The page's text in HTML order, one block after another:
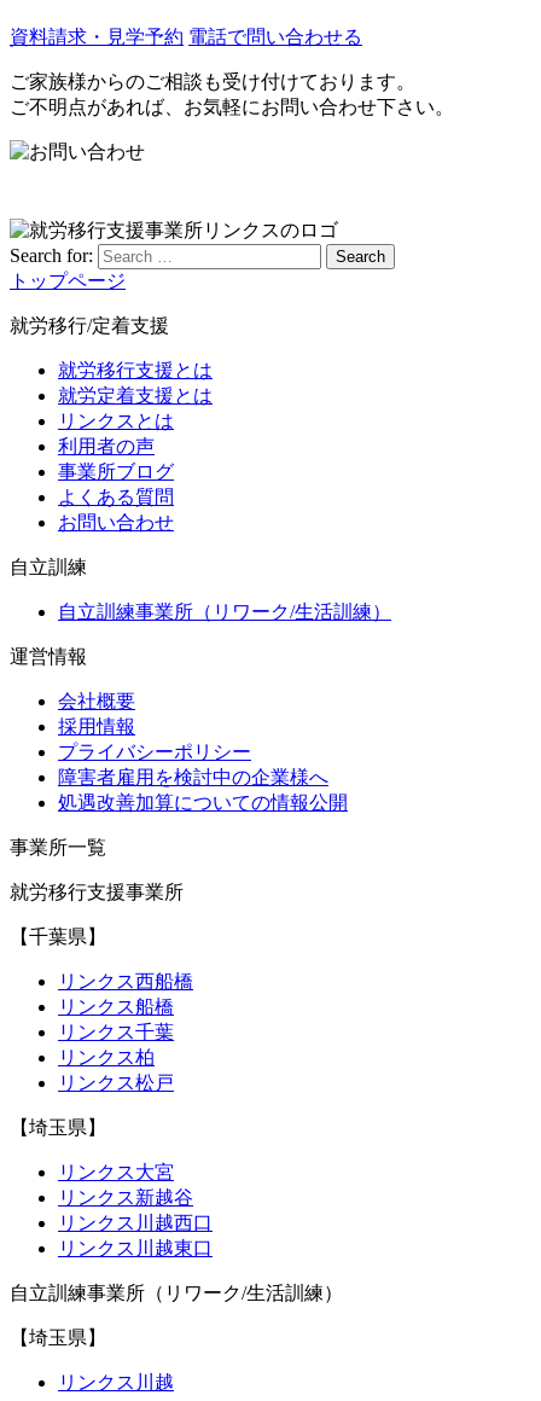
資料請求・見学予約 電話で問い合わせる
ご家族様からのご相談も受け付けております。
ご不明点があれば、お気軽にお問い合わせ下さい。
Search for: Search
トップページ
就労移行/定着支援
就労移行支援とは
就労定着支援とは
リンクスとは
利用者の声
事業所ブログ
よくある質問
お問い合わせ
自立訓練
自立訓練事業所（リワーク/生活訓練）
運営情報
会社概要
採用情報
プライバシーポリシー
障害者雇用を検討中の企業様へ
処遇改善加算についての情報公開
事業所一覧
就労移行支援事業所
【千葉県】
リンクス西船橋
リンクス船橋
リンクス千葉
リンクス柏
リンクス松戸
【埼玉県】
リンクス大宮
リンクス新越谷
リンクス川越西口
リンクス川越東口
自立訓練事業所（リワーク/生活訓練）
【埼玉県】
リンクス川越